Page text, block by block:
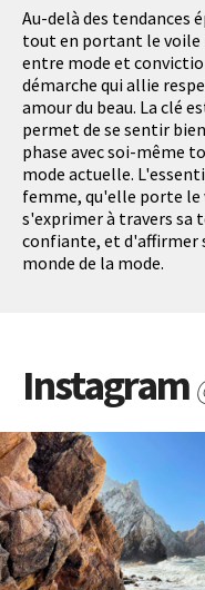
Au-delà des tendances
tout en portant le voile
entre mode et
démarche qui allie
amour du beau. La clé
permet de se sentir
phase avec soi-même
mode actuelle.
femme, qu'elle porte le
s'exprimer à travers sa
confiante, et d'affirmer
monde de la mode.
Instagram